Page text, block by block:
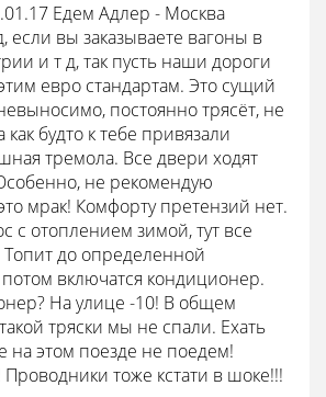
Едем Адлер - Москва
вы заказываете вагоны в
и т д, так пусть наши дороги
евро стандартам. Это сущий
постоянно трясёт, не
как будто к тебе привязали
тремола. Все двери ходят
не рекомендую
мрак! Комфорту претензий нет.
с отоплением зимой, тут все
Топит до определенной
включатся кондиционер.
На улице -10! В общем
тряски мы не спали. Ехать
на этом поезде не поедем!
тоже кстати в шоке!!!